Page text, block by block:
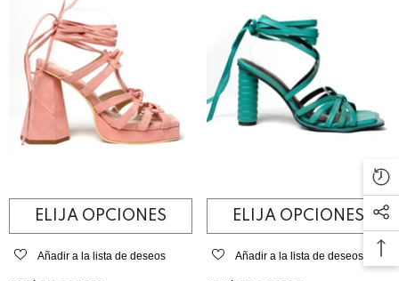
ELIJA OPCIONES
Añadir a la lista de deseos
ELIJA OPCIONES
Añadir a la lista de deseos